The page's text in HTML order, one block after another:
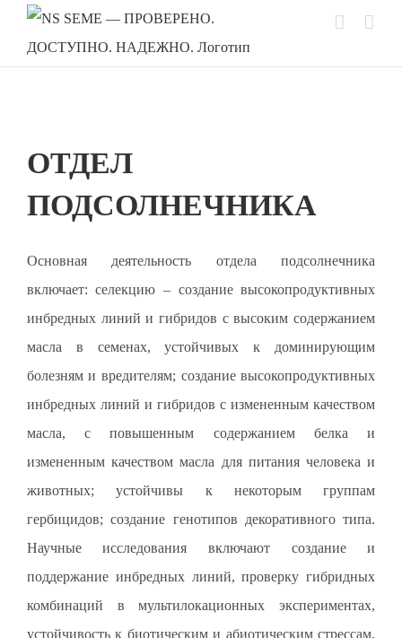
content
ОТДЕЛ
ПОДСОЛНЕЧНИКА
Основная деятельность отдела подсолнечника
включает: селекцию – создание высокопродуктивных
инбредных линий и гибридов с высоким содержанием
масла в семенах, устойчивых к доминирующим
болезням и вредителям; создание высокопродуктивных
инбредных линий и гибридов с измененным качеством
масла, с повышенным содержанием белка и
измененным качеством масла для питания человека и
животных; устойчивы к некоторым группам
гербицидов; создание генотипов декоративного типа.
Научные исследования включают создание и
поддержание инбредных линий, проверку гибридных
комбинаций в мультилокационных экспериментах,
устойчивость к биотическим и абиотическим стрессам,